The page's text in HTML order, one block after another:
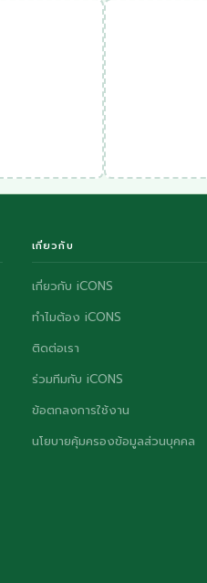
เกี่ยวกับ
เกี่ยวกับ iCONS
ทำไมต้อง iCONS
ติดต่อเรา
ร่วมทีมกับ iCONS
ข้อตกลงการใช้งาน
นโยบายคุ้มครองข้อมูลส่วนบุคคล